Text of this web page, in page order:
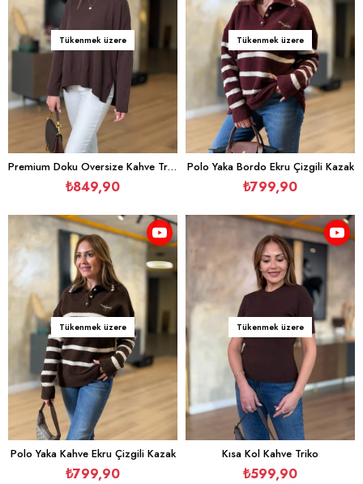
Tükenmek üzere
Premium Doku Oversize Kahve Triko
₺849,90
Tükenmek üzere
Polo Yaka Bordo Ekru Çizgili Kazak
₺799,90
Tükenmek üzere
Polo Yaka Kahve Ekru Çizgili Kazak
₺799,90
Tükenmek üzere
Kısa Kol Kahve Triko
₺599,90